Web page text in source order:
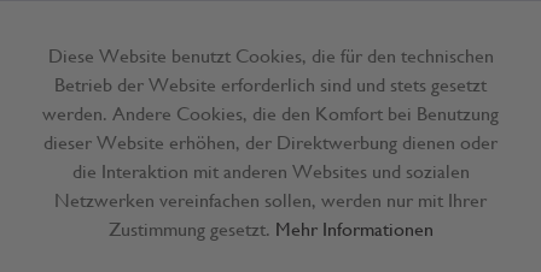
Menü
Diese Website benutzt Cookies, die für den technischen
Betrieb der Website erforderlich sind und stets gesetzt
werden. Andere Cookies, die den Komfort bei Benutzung
dieser Website erhöhen, der Direktwerbung dienen oder
die Interaktion mit anderen Websites und sozialen
Netzwerken vereinfachen sollen, werden nur mit Ihrer
Zustimmung gesetzt. Mehr Informationen